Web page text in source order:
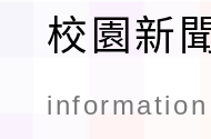
校園新
information